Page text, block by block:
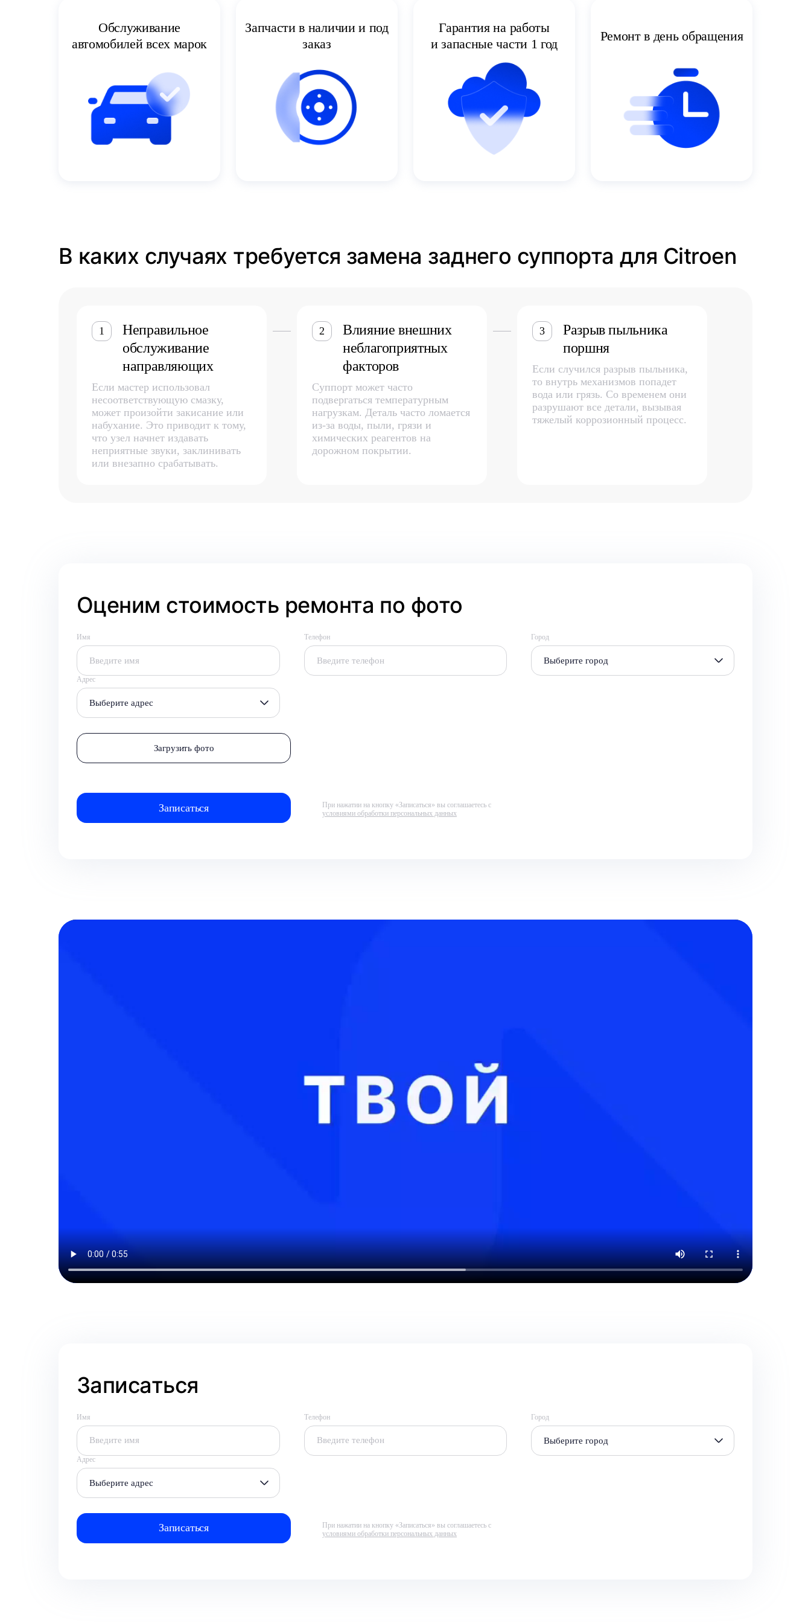
Обслуживание
автомобилей всех марок
Запчасти в наличии и под
заказ
Гарантия на работы
и запасные части 1 год
Ремонт в день обращения
В каких случаях требуется замена заднего суппорта для Citroen
1
Неправильное
обслуживание
направляющих
Если мастер использовал
несоответствующую смазку,
может произойти закисание или
набухание. Это приводит к тому,
что узел начнет издавать
неприятные звуки, заклинивать
или внезапно срабатывать.
2
Влияние внешних
неблагоприятных
факторов
Суппорт может часто
подвергаться температурным
нагрузкам. Деталь часто ломается
из-за воды, пыли, грязи и
химических реагентов на
дорожном покрытии.
3
Разрыв пыльника
поршня
Если случился разрыв пыльника,
то внутрь механизмов попадет
вода или грязь. Со временем они
разрушают все детали, вызывая
тяжелый коррозионный процесс.
Оценим стоимость ремонта по фото
Имя Телефон Город
Выберите город
Адрес
Выберите адрес
Загрузить фото
При нажатии на кнопку «Записаться» вы соглашаетесь с
условиями обработки персональных данных
Записаться
Имя Телефон Город
Выберите город
Адрес
Выберите адрес
При нажатии на кнопку «Записаться» вы соглашаетесь с
условиями обработки персональных данных